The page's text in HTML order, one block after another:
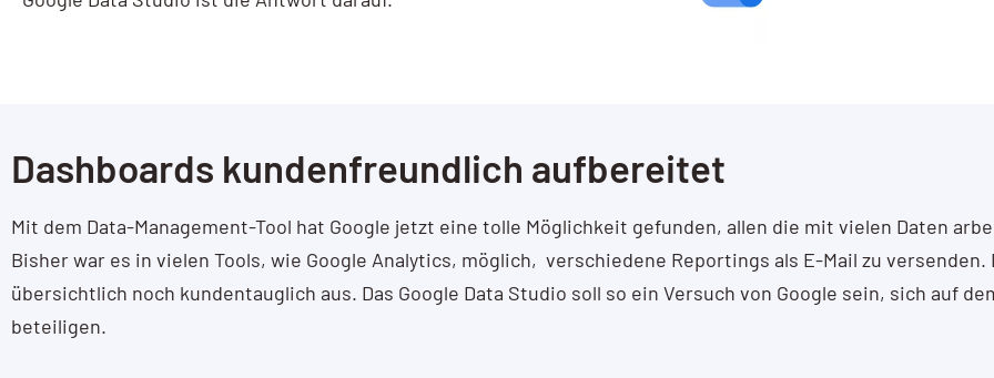
Search vs Chatbot
Google Data Studio
Dashboards kundenfreundlich aufbereitet
Mit dem Data-Management-Tool hat Google jetzt eine tolle Möglichkeit gefunden, allen die mit vielen Daten
Bisher war es in vielen Tools, wie Google Analytics, möglich, verschiedene Reportings als E-Mail zu versenden.
übersichtlich noch kundentauglich aus. Das Google Data Studio soll so ein Versuch von Google sein, sich auf
beteiligen.